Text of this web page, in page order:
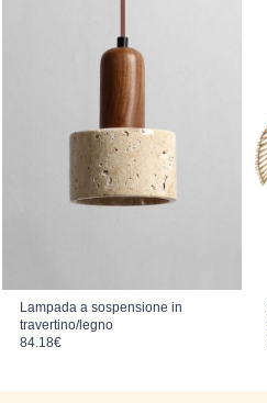
Lampada a sospensione in
travertino/legno
84.18€